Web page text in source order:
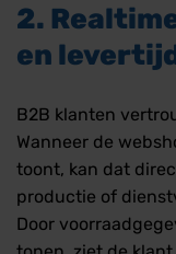
2.
en
B2B klanten
Wanneer de
toont, kan dat
productie of
Door